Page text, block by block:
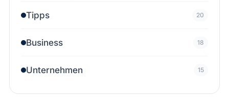
Tipps 20
Business 18
Unternehmen 15